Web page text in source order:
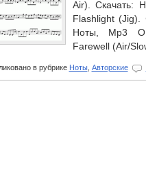
Air). Скачать:
Flashlight (Jig).
Ноты, Mp3
Farewell (Air/
в рубрике Ноты, Авторские